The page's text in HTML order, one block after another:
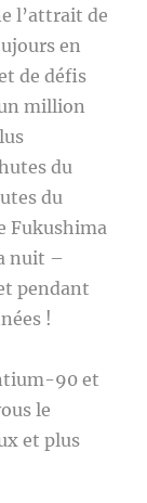
l’attrait de
en
de défis
million
du
du
Fukushima
nuit –
pendant
!
90 et
le
et plus